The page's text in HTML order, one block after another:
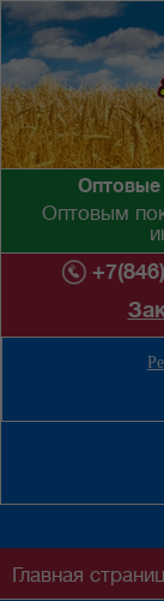
Оптовые
Оптовым
Главная